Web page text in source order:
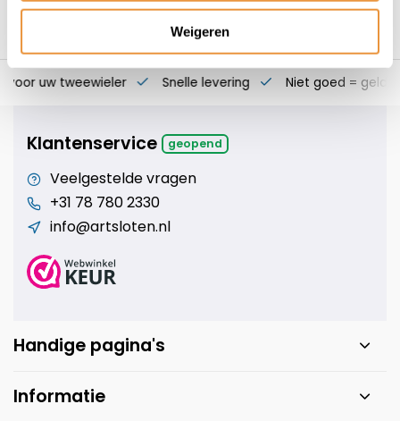
Weigeren
voor uw tweewieler Snelle levering Niet goed = geld
Klantenservice geopend
Veelgestelde vragen
+31 78 780 2330
info@artsloten.nl
Handige pagina's
Informatie